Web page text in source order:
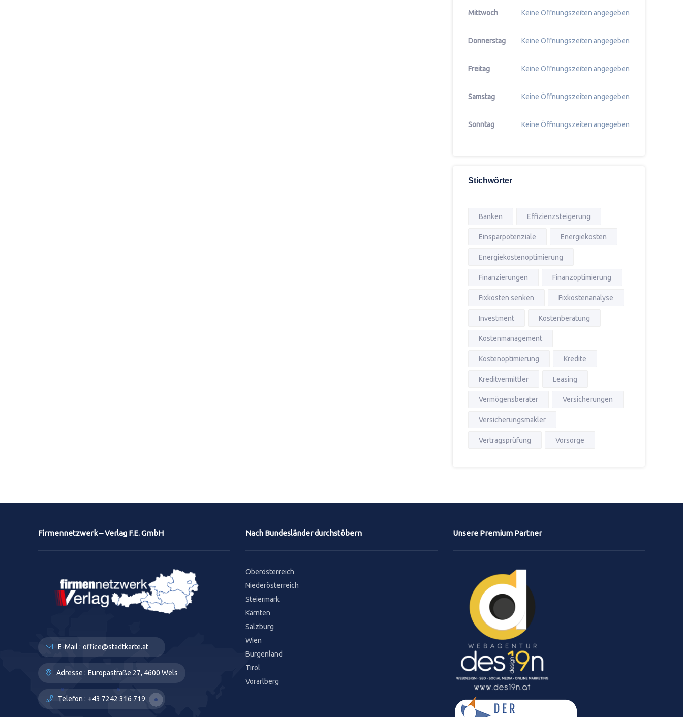
Mittwoch Keine Öffnungszeiten angegeben
Donnerstag Keine Öffnungszeiten angegeben
Freitag Keine Öffnungszeiten angegeben
Samstag Keine Öffnungszeiten angegeben
Sonntag Keine Öffnungszeiten angegeben
Stichwörter
Banken Effizienzsteigerung
Einsparpotenziale Energiekosten
Energiekostenoptimierung
Finanzierungen Finanzoptimierung
Fixkosten senken Fixkostenanalyse
Investment Kostenberatung
Kostenmanagement
Kostenoptimierung Kredite
Kreditvermittler Leasing
Vermögensberater Versicherungen
Versicherungsmakler
Vertragsprüfung Vorsorge
Firmennetzwerk – Verlag F.E. GmbH
E-Mail : office@stadtkarte.at
Adresse : Europastraße 27, 4600 Wels
Telefon : +43 7242 316 719
Nach Bundesländer durchstöbern
Oberösterreich
Niederösterreich
Steiermark
Kärnten
Salzburg
Wien
Burgenland
Tirol
Vorarlberg
Unsere Premium Partner